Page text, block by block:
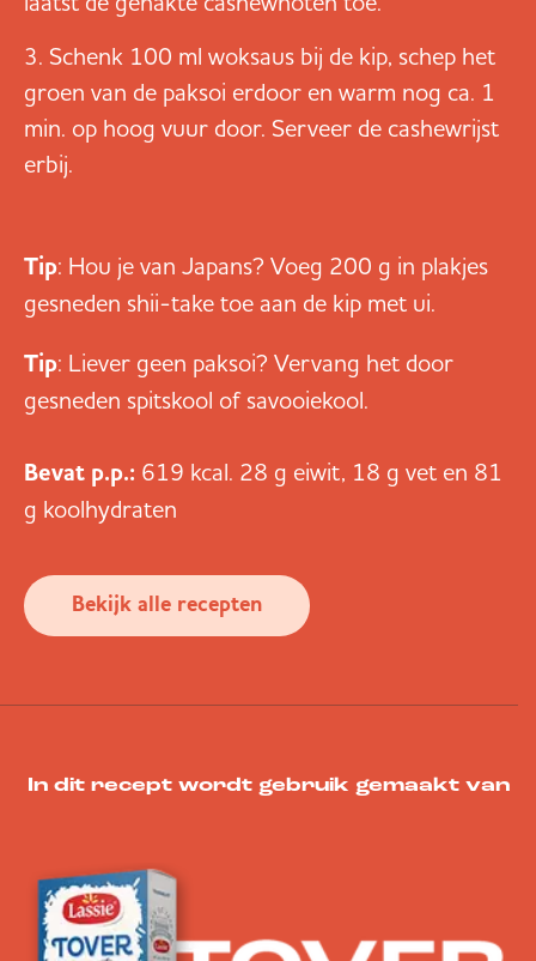
Schenk 100 ml woksaus bij de kip, schep het
groen van de paksoi erdoor en warm nog ca. 1
min. op hoog vuur door. Serveer de cashewrijst
erbij.
Tip: Hou je van Japans? Voeg 200 g in plakjes
gesneden shii-take toe aan de kip met ui.
Tip: Liever geen paksoi? Vervang het door
gesneden spitskool of savooiekool.
Bevat p.p.: 619 kcal. 28 g eiwit, 18 g vet en 81
g koolhydraten
Bekijk alle recepten
In dit recept wordt gebruik gemaakt van